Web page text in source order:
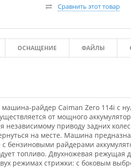
Сравнить этот товар
ОСНАЩЕНИЕ ФАЙЛЫ
райдер Caiman Zero 114i с
от мощного
независимому приводу задних
на месте. Машина
бензиновыми райдерами
топливо. Двухножевая режущая
режимах стрижки: с боковым